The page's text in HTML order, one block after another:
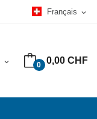
Français expand_more
0 0,00 CHF
expand_more